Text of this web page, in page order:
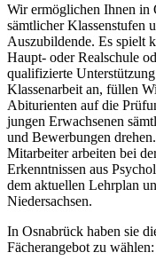
Wir ermöglichen Ihnen in
sämtlicher Klassenstufen
Auszubildende. Es spielt
Haupt- oder Realschule
qualifizierte
Klassenarbeit an, füllen
Abiturienten auf die
jungen Erwachsenen
und Bewerbungen
Mitarbeiter arbeiten bei
Erkenntnissen aus
dem aktuellen Lehrplan
Niedersachsen.
In Osnabrück haben sie
Fächerangebot zu wählen: